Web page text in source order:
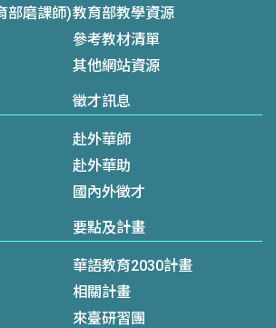
部磨課師)教育部教學資源
參考教材清單
其他網站資源
徵才訊息
赴外華師
赴外華助
國內外徵才
要點及計畫
華語教育2030計畫
相關計畫
來臺研習團